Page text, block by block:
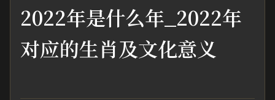
2022年是什么年_2022年
对应的生肖及文化意义